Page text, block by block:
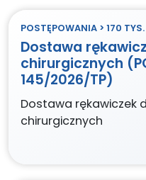
POSTĘPOWANIA > 170 TYS.
Dostawa
chirurgicznych
145/2026/TP)
Dostawa rękawiczek
chirurgicznych